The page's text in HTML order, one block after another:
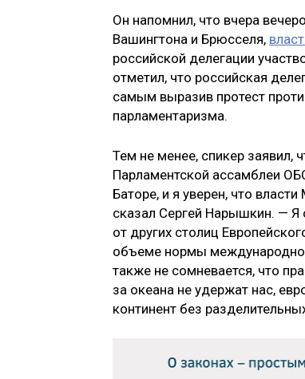
Он напомнил, что вчера
Вашингтона и Брюсселя,
российской делегации
отметил, что российская
самым выразив протест
парламентаризма.
Тем не менее, спикер заявил,
Парламентской ассамблеи
Баторе, и я уверен, что
сказал Сергей Нарышкин. — Я
от других столиц
объеме нормы
также не сомневается, что
за океана не удержат нас,
континент без